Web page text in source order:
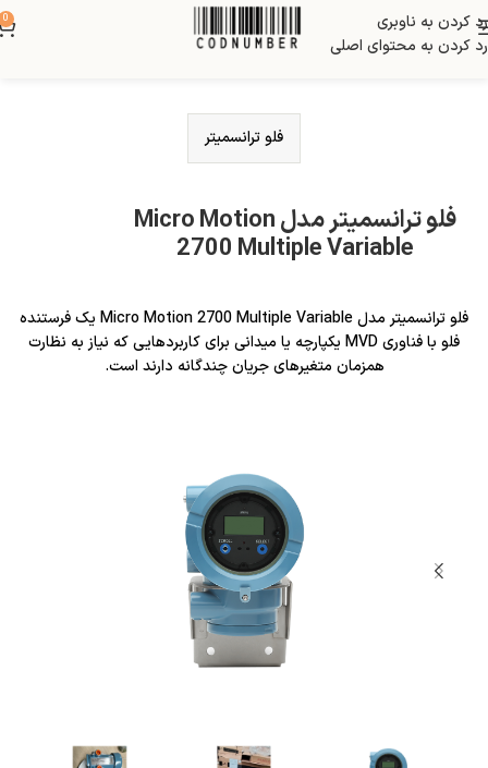
رد کردن به ناوبری
رد کردن به محتوای اصلی
0
فلو ترانسمیتر
فلو ترانسمیتر مدل Micro Motion
2700 Multiple Variable
فلو ترانسمیتر مدل Micro Motion 2700 Multiple Variable یک فرستنده
فلو با فناوری MVD یکپارچه یا میدانی برای کاربردهایی که نیاز به نظارت
همزمان متغیرهای جریان چندگانه دارند است.